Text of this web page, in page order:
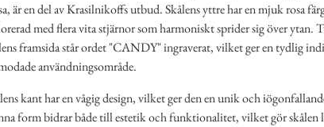
är en del av Krasilnikoffs utbud. Skålens yttre har en mjuk rosa
med flera vita stjärnor som harmoniskt sprider sig över ytan.
framsida står ordet "CANDY" ingraverat, vilket ger en tydlig
användningsområde.
kant har en vågig design, vilket ger den en unik och
form bidrar både till estetik och funktionalitet, vilket gör skålen